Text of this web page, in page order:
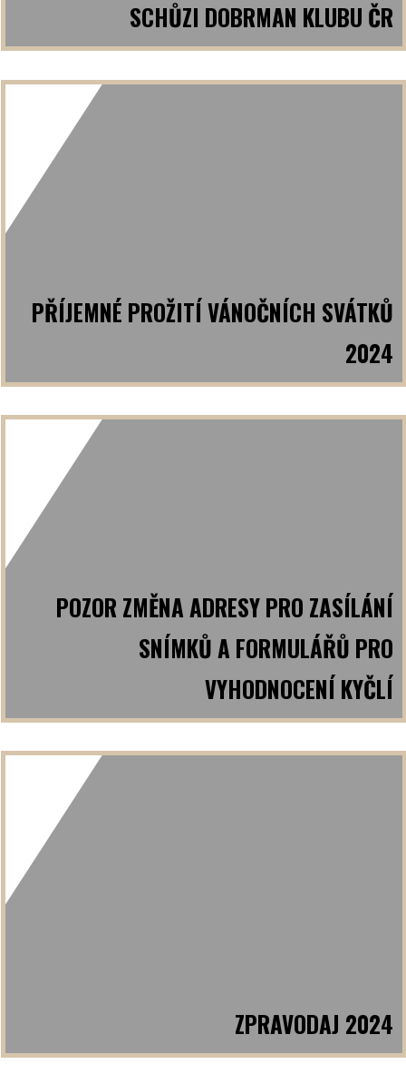
SCHŮZI DOBRMAN KLUBU ČR
PŘÍJEMNÉ PROŽITÍ VÁNOČNÍCH SVÁTKŮ
2024
POZOR ZMĚNA ADRESY PRO ZASÍLÁNÍ
SNÍMKŮ A FORMULÁŘŮ PRO
VYHODNOCENÍ KYČLÍ
ZPRAVODAJ 2024